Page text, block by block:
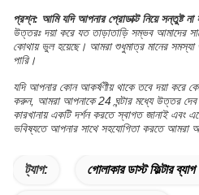
প্রশ্ন: আমি যদি আপনার প্রোডাক্ট নিয়ে সন্তুষ্ট
উত্তরঃ দয়া করে যত তাড়াতাড়ি সম্ভব আমাদের
কোথায় ভুল হয়েছে। আমরা শুধুমাত্র মানের সমস্যা
পারি।
যদি আপনার কোন আকর্ষণীয় থাকে তবে দয়া করে
করুন, আমরা আপনাকে 24 ঘন্টার মধ্যে উত্তর
কারখানায় একটি দর্শন করতে স্বাগত জানাই
ভবিষ্যতে আপনার সাথে সহযোগিতা করতে আমরা
ট্যাগ: গোলাকার ডাস্ট ফিল্টার ব্যাগ